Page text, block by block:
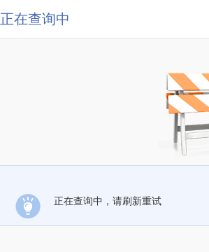
正在查询中
正在查询中，请刷新重试